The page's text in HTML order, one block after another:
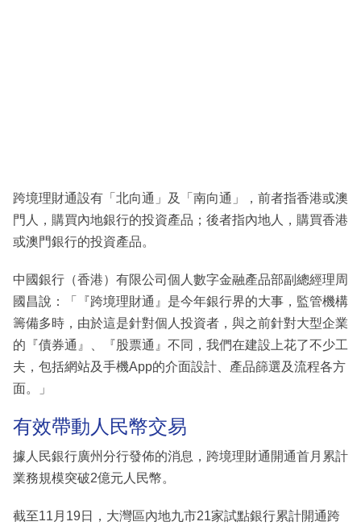
跨境理財通設有「北向通」及「南向通」，前者指香港或澳
門人，購買內地銀行的投資產品；後者指內地人，購買香港
或澳門銀行的投資產品。
中國銀行（香港）有限公司個人數字金融產品部副總經理周
國昌說：「『跨境理財通』是今年銀行界的大事，監管機構
籌備多時，由於這是針對個人投資者，與之前針對大型企業
的『債券通』、『股票通』不同，我們在建設上花了不少工
夫，包括網站及手機App的介面設計、產品篩選及流程各方
面。」
有效帶動人民幣交易
據人民銀行廣州分行發佈的消息，跨境理財通開通首月累計
業務規模突破2億元人民幣。
截至11月19日，大灣區內地九市21家試點銀行累計開通跨